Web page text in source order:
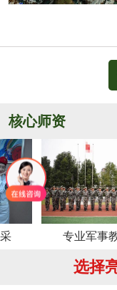
核心师资
专业军事教官
选择